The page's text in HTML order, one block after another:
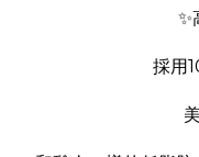
✨
採用